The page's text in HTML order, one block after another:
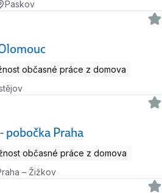
Paskov
občasné práce z domova
pobočka Praha
občasné práce z domova
– Žižkov